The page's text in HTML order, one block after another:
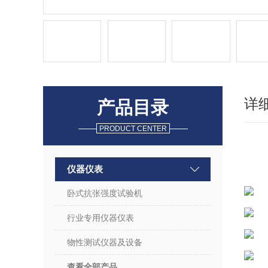
产品目录
PRODUCT CENTER
仪器仪表
卧式抗张强度试验机
行业专用仪器仪表
物性测试仪器及设备
详